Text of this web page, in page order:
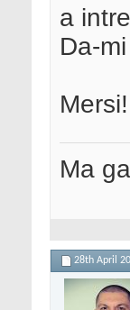
a
Da-
Mersi!
Ma
28th April